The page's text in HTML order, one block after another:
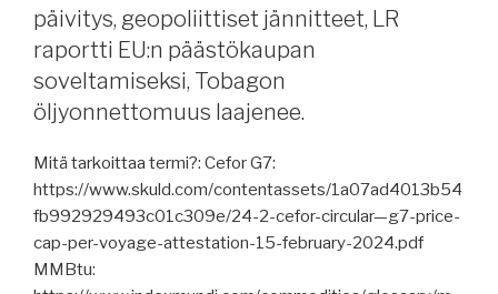
sopi
sotavaara-
alueiden
menettelytavoista,
irtisanovat
vakuutuksia
Punaiselle
merelle,
päivitys, geopoliittiset jännitteet, LR
raportti EU:n päästökaupan
soveltamiseksi, Tobagon
öljyonnettomuus laajenee.
Mitä tarkoittaa termi?: Cefor G7:
https://www.skuld.com/contentassets/1a07ad4013b54
fb992929493c01c309e/24-2-cefor-circular—g7-price-
cap-per-voyage-attestation-15-february-2024.pdf
MMBtu: